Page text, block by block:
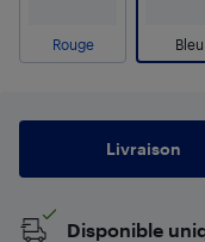
Rouge Bleu
Livraison
Disponible